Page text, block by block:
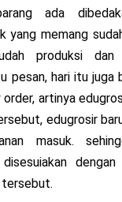
ada
yang memang
produksi dan
pesan, hari itu juga
order, artinya
edugrosir
masuk.
disesuiakan